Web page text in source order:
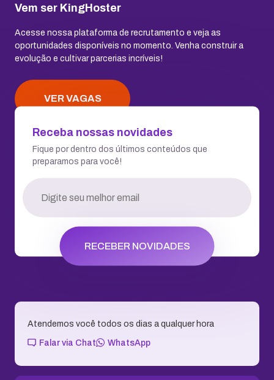
Vem ser KingHoster
Acesse nossa plataforma de recrutamento e veja as
oportunidades disponíveis no momento. Venha construir a
evolução e cultivar parcerias incríveis!
VER VAGAS
Receba nossas novidades
Fique por dentro dos últimos conteúdos que
preparamos para você!
RECEBER NOVIDADES
Atendemos você todos os dias a qualquer hora
Falar via Chat WhatsApp